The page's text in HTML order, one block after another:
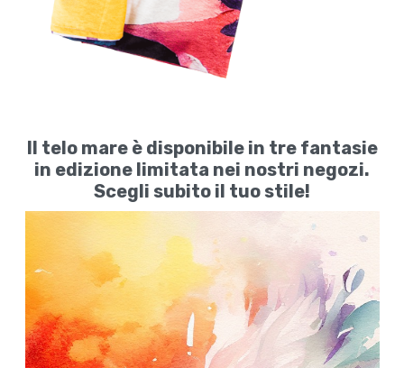
Il telo mare è disponibile in tre fantasie
in edizione limitata nei nostri negozi.
Scegli subito il tuo stile!